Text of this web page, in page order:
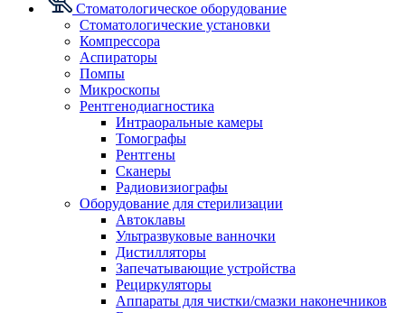
Стоматологическое оборудование
Стоматологические установки
Компрессора
Аспираторы
Помпы
Микроскопы
Рентгенодиагностика
Интраоральные камеры
Томографы
Рентгены
Сканеры
Радиовизиографы
Оборудование для стерилизации
Автоклавы
Ультразвуковые ванночки
Дистилляторы
Запечатывающие устройства
Рециркуляторы
Аппараты для чистки/смазки наконечников